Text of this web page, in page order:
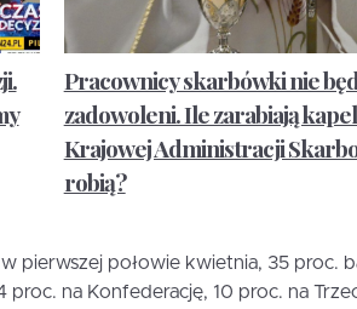
Pracownicy skarbówki nie
zadowoleni. Ile zarabiają
Krajowej Administracji
robią?
pierwszej połowie kwietnia, 35 proc.
proc. na Konfederację, 10 proc. na